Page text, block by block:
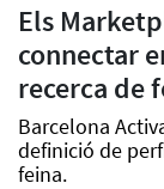
Els
connectar
recerca de
Barcelona
definició de
feina.